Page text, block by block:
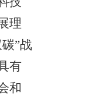
理
碳”战
有
和